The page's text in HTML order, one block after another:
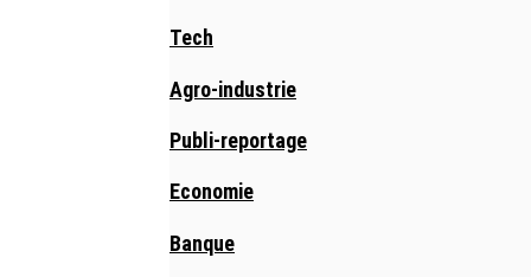
Tech
Agro-industrie
Publi-reportage
Economie
Banque